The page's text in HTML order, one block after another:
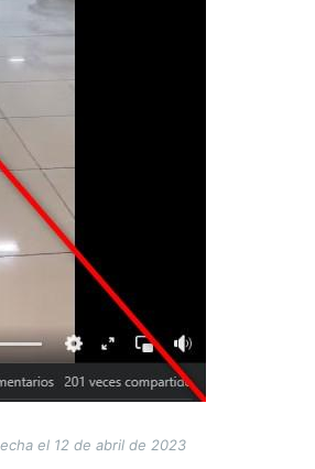
el 12 de abril de 2023